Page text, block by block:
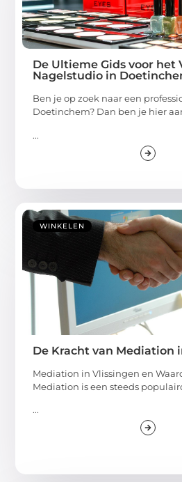
De Ultieme Gids voor het
Nagelstudio in
Ben je op zoek naar een
Doetinchem? Dan ben je hier
...
WINKELEN
De Kracht van Mediation
Mediation in Vlissingen en
Mediation is een steeds
...